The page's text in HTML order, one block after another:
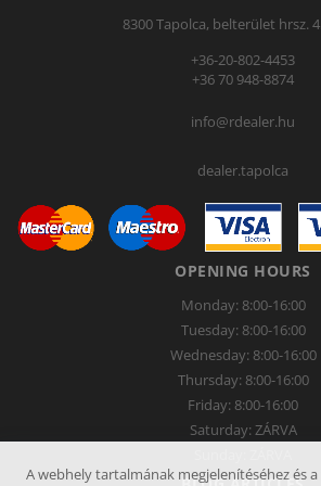
8300 Tapolca, belterület hrsz.
+36-20-802-4453
+36 70 948-8874
info@rdealer.hu
dealer.tapolca
OPENING HOURS
Monday: 8:00-16:00
Tuesday: 8:00-16:00
Wednesday: 8:00-16:00
Thursday: 8:00-16:00
Friday: 8:00-16:00
Saturday: ZÁRVA
A webhely tartalmának megjelenítéséhez és